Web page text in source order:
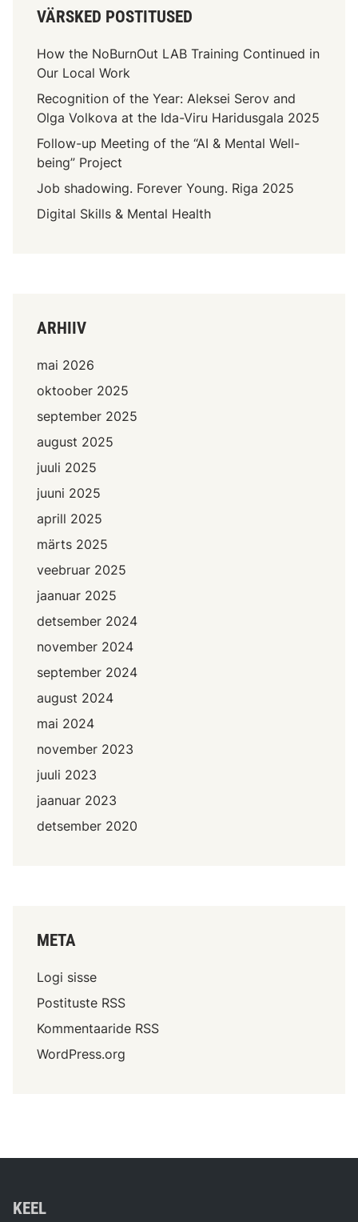
VÄRSKED POSTITUSED
How the NoBurnOut LAB Training Continued in
Our Local Work
Recognition of the Year: Aleksei Serov and
Olga Volkova at the Ida-Viru Haridusgala 2025
Follow-up Meeting of the “AI & Mental Well-
being” Project
Job shadowing. Forever Young. Riga 2025
Digital Skills & Mental Health
ARHIIV
mai 2026
oktoober 2025
september 2025
august 2025
juuli 2025
juuni 2025
aprill 2025
märts 2025
veebruar 2025
jaanuar 2025
detsember 2024
november 2024
september 2024
august 2024
mai 2024
november 2023
juuli 2023
jaanuar 2023
detsember 2020
META
Logi sisse
Postituste RSS
Kommentaaride RSS
WordPress.org
KEEL